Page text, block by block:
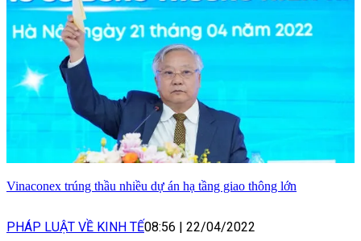
Vinaconex trúng thầu nhiều dự án hạ tầng giao thông lớn
PHÁP LUẬT VỀ KINH TẾ08:56 | 22/04/2022